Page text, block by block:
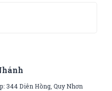
344 Diên Hồng, Quy Nhơn